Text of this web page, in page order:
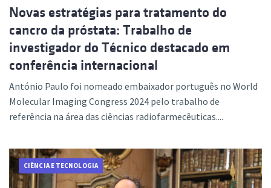
Novas estratégias para tratamento do
cancro da próstata: Trabalho de
investigador do Técnico destacado em
conferência internacional
António Paulo foi nomeado embaixador português no World
Molecular Imaging Congress 2024 pelo trabalho de
referência na área das ciências radiofarmecêuticas....
CIÊNCIA E TECNOLOGIA